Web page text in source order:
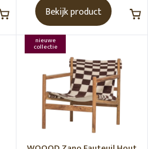
Bekijk product
nieuwe
collectie